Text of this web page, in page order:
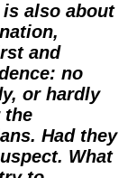
is also about
and
no
or hardly
the
Had they
What